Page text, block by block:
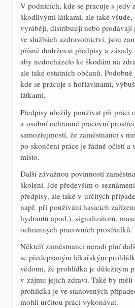
V podnicích, kde se pracuje s jedy
škodlivými látkami, ale také všude,
vyrábějí, distribuují nebo prodávají
ve službách azdravotnictví, jsou
přísně dodržovat předpisy a
aby nedocházelo ke škodám na
ale také ostatních občanů.
kde se pracuje s hořlavinami,
látkami.
Předpisy uložily používat při práci
a osobní ochranné pracovní
samozřejmostí, že zaměstnanci s
po skončení práce je řádně očistí a
místo.
Další závažnou povinností
školení. Jde především o
předpisy, ale také v určitých
např. při používání hasicích
hydrantů apod.), signalizátorů,
ochranných pracovních prostředků.
Někteří zaměstnanci neradi plní
se předepsaným lékařským
vědomi, že prohlídka je důležitým
v zájmu jejich zdraví. Také by měli
prohlídka je ve stanovených
mohli určitou práci vykonávat.